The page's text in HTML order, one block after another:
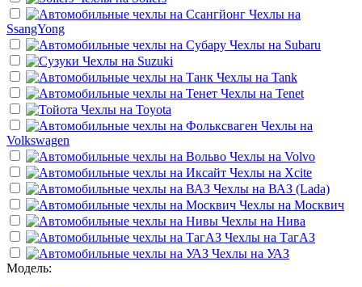
Чехлы на
SsangYong
Чехлы на Subaru
Чехлы на Suzuki
Чехлы на Tank
Чехлы на Tenet
Чехлы на Toyota
Чехлы на
Volkswagen
Чехлы на Volvo
Чехлы на Xcite
Чехлы на ВАЗ (Lada)
Чехлы на Москвич
Чехлы на Нива
Чехлы на ТагАЗ
Чехлы на УАЗ
Модель: